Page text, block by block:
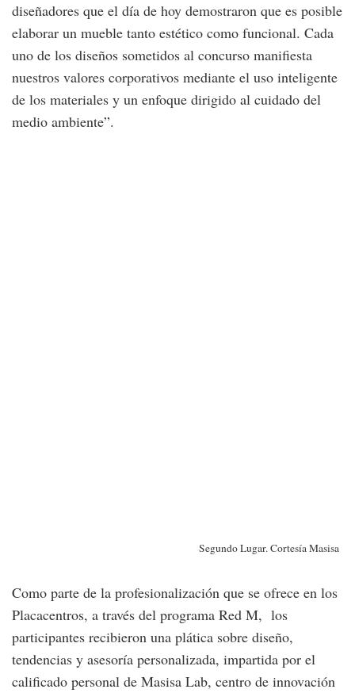
diseñadores que el día de hoy demostraron que es posible
elaborar un mueble tanto estético como funcional. Cada
uno de los diseños sometidos al concurso manifiesta
nuestros valores corporativos mediante el uso inteligente
de los materiales y un enfoque dirigido al cuidado del
medio ambiente”.
Segundo Lugar. Cortesía Masisa
Como parte de la profesionalización que se ofrece en los
Placacentros, a través del programa Red M, los
participantes recibieron una plática sobre diseño,
tendencias y asesoría personalizada, impartida por el
calificado personal de Masisa Lab, centro de innovación